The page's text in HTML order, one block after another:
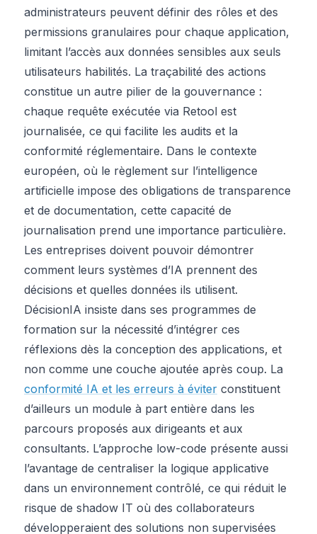
administrateurs peuvent définir des rôles et des
permissions granulaires pour chaque application,
limitant l’accès aux données sensibles aux seuls
utilisateurs habilités. La traçabilité des actions
constitue un autre pilier de la gouvernance :
chaque requête exécutée via Retool est
journalisée, ce qui facilite les audits et la
conformité réglementaire. Dans le contexte
européen, où le règlement sur l’intelligence
artificielle impose des obligations de transparence
et de documentation, cette capacité de
journalisation prend une importance particulière.
Les entreprises doivent pouvoir démontrer
comment leurs systèmes d’IA prennent des
décisions et quelles données ils utilisent.
DécisionIA insiste dans ses programmes de
formation sur la nécessité d’intégrer ces
réflexions dès la conception des applications, et
non comme une couche ajoutée après coup. La
conformité IA et les erreurs à éviter constituent
d’ailleurs un module à part entière dans les
parcours proposés aux dirigeants et aux
consultants. L’approche low-code présente aussi
l’avantage de centraliser la logique applicative
dans un environnement contrôlé, ce qui réduit le
risque de shadow IT où des collaborateurs
développeraient des solutions non supervisées